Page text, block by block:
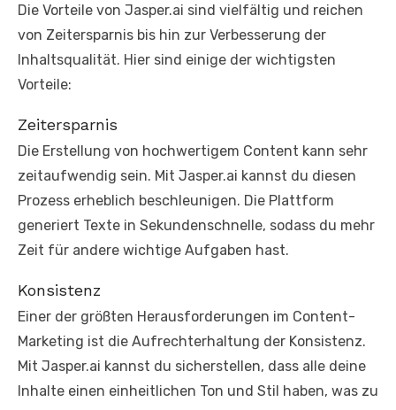
Die Vorteile von Jasper.ai sind vielfältig und reichen
von Zeitersparnis bis hin zur Verbesserung der
Inhaltsqualität. Hier sind einige der wichtigsten
Vorteile:
Zeitersparnis
Die Erstellung von hochwertigem Content kann sehr
zeitaufwendig sein. Mit Jasper.ai kannst du diesen
Prozess erheblich beschleunigen. Die Plattform
generiert Texte in Sekundenschnelle, sodass du mehr
Zeit für andere wichtige Aufgaben hast.
Konsistenz
Einer der größten Herausforderungen im Content-
Marketing ist die Aufrechterhaltung der Konsistenz.
Mit Jasper.ai kannst du sicherstellen, dass alle deine
Inhalte einen einheitlichen Ton und Stil haben, was zu